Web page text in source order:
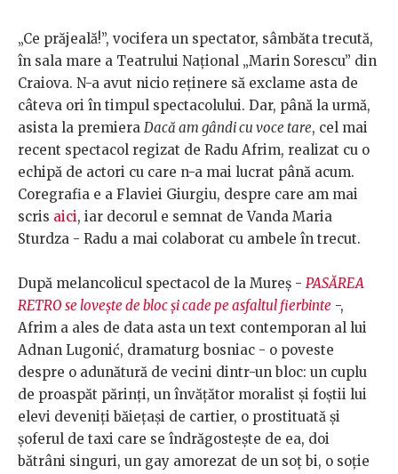
„Ce prăjeală!”, vocifera un spectator, sâmbăta trecută,
în sala mare a Teatrului Național „Marin Sorescu” din
Craiova. N-a avut nicio reținere să exclame asta de
câteva ori în timpul spectacolului. Dar, până la urmă,
asista la premiera Dacă am gândi cu voce tare, cel mai
recent spectacol regizat de Radu Afrim, realizat cu o
echipă de actori cu care n-a mai lucrat până acum.
Coregrafia e a Flaviei Giurgiu, despre care am mai
scris aici, iar decorul e semnat de Vanda Maria
Sturdza - Radu a mai colaborat cu ambele în trecut.
După melancolicul spectacol de la Mureș - PASĂREA
RETRO se lovește de bloc și cade pe asfaltul fierbinte -,
Afrim a ales de data asta un text contemporan al lui
Adnan Lugonić, dramaturg bosniac - o poveste
despre o adunătură de vecini dintr-un bloc: un cuplu
de proaspăt părinți, un învățător moralist și foștii lui
elevi deveniți băiețași de cartier, o prostituată și
șoferul de taxi care se îndrăgostește de ea, doi
bătrâni singuri, un gay amorezat de un soț bi, o soție